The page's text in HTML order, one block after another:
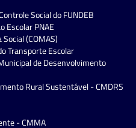
Social do FUNDEB
Escolar PNAE
(COMAS)
Transporte Escolar
de Desenvolvimento
Rural Sustentável - CMDRS
- CMMA